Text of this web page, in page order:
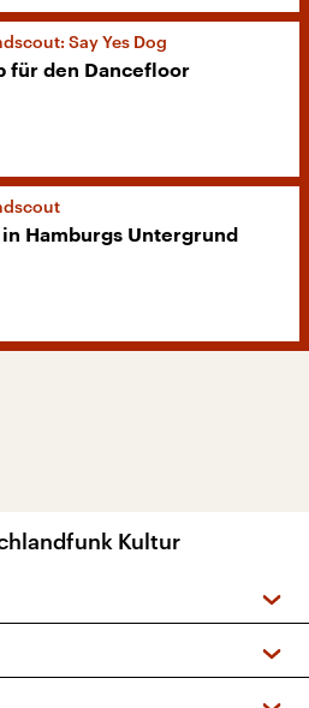
Say Yes Dog
für den Dancefloor
Hamburgs Untergrund
Kultur